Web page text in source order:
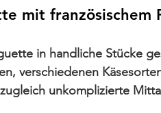
mit französischem
in handliche Stücke
verschiedenen
unkomplizierte